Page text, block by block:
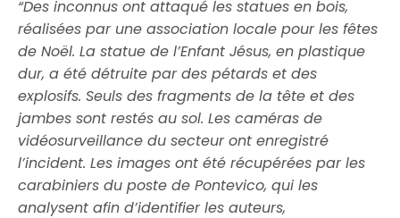
“Des inconnus ont attaqué les statues en bois,
réalisées par une association locale pour les fêtes
de Noël.La statue de l’Enfant Jésus, en plastique
dur, a été détruite par des pétards et des
explosifs. Seuls des fragments de la tête et des
jambes sont restés au sol.Les caméras de
vidéosurveillance du secteur ont enregistré
l’incident. Les images ont été récupérées par les
carabiniers du poste de Pontevico, qui les
analysent afin d’identifier les auteurs,